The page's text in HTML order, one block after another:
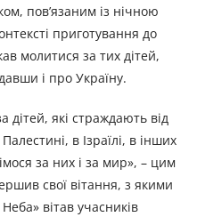
повʼязаним із нічною
приготування до
молитися за тих дітей,
і про Україну.
дітей, які страждають від
в Ізраїлі, в інших
за них і за мир», – цим
свої вітання, з якими
вітав учасників